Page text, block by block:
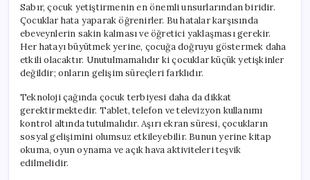
Sabır, çocuk yetiştirmenin en önemli unsurlarından biridir.
Çocuklar hata yaparak öğrenirler. Bu hatalar karşısında
ebeveynlerin sakin kalması ve öğretici yaklaşması gerekir.
Her hatayı büyütmek yerine, çocuğa doğruyu göstermek daha
etkili olacaktır. Unutulmamalıdır ki çocuklar küçük yetişkinler
değildir; onların gelişim süreçleri farklıdır.
Teknoloji çağında çocuk terbiyesi daha da dikkat
gerektirmektedir. Tablet, telefon ve televizyon kullanımı
kontrol altında tutulmalıdır. Aşırı ekran süresi, çocukların
sosyal gelişimini olumsuz etkileyebilir. Bunun yerine kitap
okuma, oyun oynama ve açık hava aktiviteleri teşvik
edilmelidir.